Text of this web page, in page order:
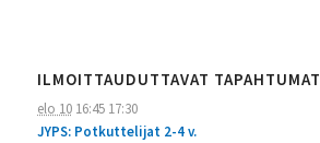
ILMOITTAUDUTTAVAT TAPAHTUMAT
elo 1016:45 17:30
JYPS: Potkuttelijat 2-4 v.